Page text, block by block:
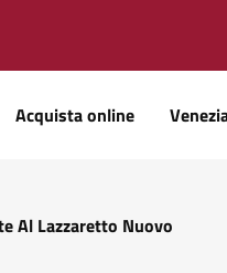
Acquista online
Al Lazzaretto Nuovo